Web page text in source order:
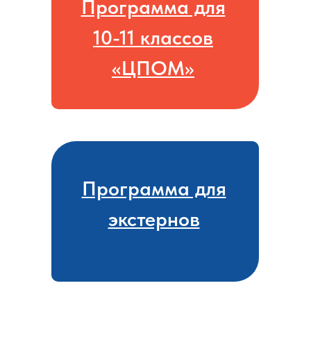
Программа для
экстернов
Программа для
10-11 классов
«ЦПОМ»